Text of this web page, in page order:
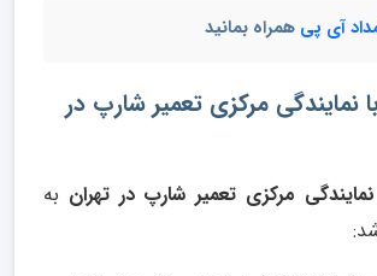
آی پی همراه بمانید
نمایندگی مرکزی تعمیر شارپ در
نمایندگی مرکزی تعمیر شارپ در تهران به